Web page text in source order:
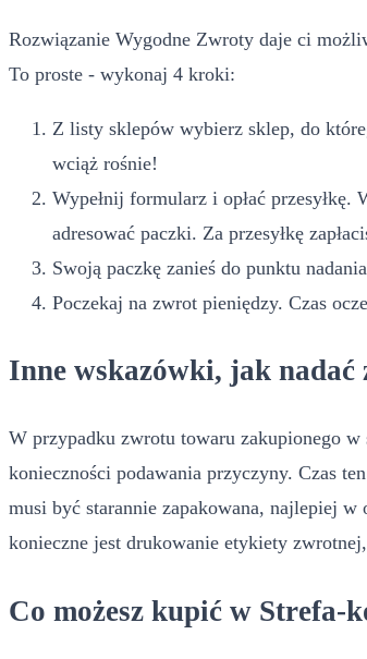
Rozwiązanie Wygodne Zwroty daje ci
To proste - wykonaj 4 kroki:
Z listy sklepów wybierz sklep, do
wciąż rośnie!
Wypełnij formularz i opłać
adresować paczki. Za przesyłkę
Swoją paczkę zanieś do punktu
Poczekaj na zwrot pieniędzy. Czas
Inne wskazówki, jak
W przypadku zwrotu towaru zakupionego
konieczności podawania przyczyny. Czas
musi być starannie zapakowana, najlepiej w
konieczne jest drukowanie etykiety
Co możesz kupić w Strefa-